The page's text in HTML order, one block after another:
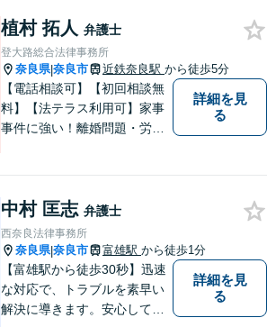
策をご提案【LINE利用可】
【平日夜間、土日祝日、応相
談】
植村 拓人 弁護士
登大路総合法律事務所
奈良県|奈良市 近鉄奈良駅 から徒歩5分
【電話相談可】【初回相談無
料】【法テラス利用可】家事
事件に強い！離婚問題・労働
談しやすい弁護士を目指す
【夜間・休日面談可】【完全
個室】【近鉄奈良駅5分】
詳細を見
る
中村 匡志 弁護士
西奈良法律事務所
奈良県|奈良市 富雄駅 から徒歩1分
【富雄駅から徒歩30秒】迅速
な対応で、トラブルを素早い
解決に導きます。安心して話
詳細を見
る